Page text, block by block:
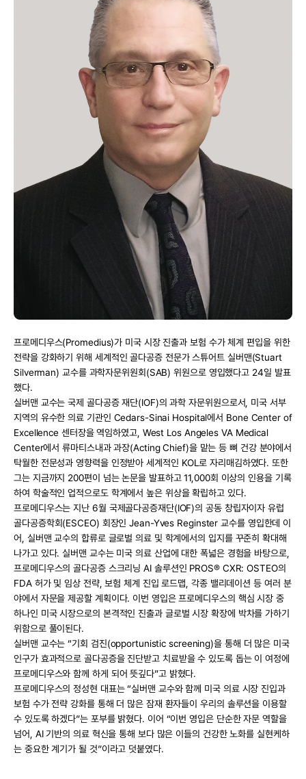
프로메디우스(Promedius)가 미국 시장 진출과 보험 수가 체계 편입을 위한
전략을 강화하기 위해 세계적인 골다공증 전문가 스튜어트 실버맨(Stuart
Silverman) 교수를 과학자문위원회(SAB) 위원으로 영입했다고 24일 발표
했다.
실버맨 교수는 국제 골다공증 재단(IOF)의 과학 자문위원으로서, 미국 서부
지역의 유수한 의료 기관인 Cedars-Sinai Hospital에서 Bone Center of
Excellence 센터장을 역임하였고, West Los Angeles VA Medical
Center에서 류마티스내과 과장(Acting Chief)을 맡는 등 뼈 건강 분야에서
탁월한 전문성과 영향력을 인정받아 세계적인 KOL로 자리매김하였다. 또한
그는 지금까지 200편이 넘는 논문을 발표하고 11,000회 이상의 인용을 기록
하여 학술적인 업적으로도 학계에서 높은 위상을 확립하고 있다.
프로메디우스는 지난 6월 국제골다공증재단(IOF)의 공동 창립자이자 유럽
골다공증학회(ESCEO) 회장인 Jean-Yves Reginster 교수를 영입한데 이
어, 실버맨 교수의 합류로 글로벌 의료 및 학계에서의 입지를 꾸준히 확대해
나가고 있다. 실버맨 교수는 미국 의료 산업에 대한 폭넓은 경험을 바탕으로,
프로메디우스의 골다공증 스크리닝 AI 솔루션인 PROS® CXR: OSTEO의
FDA 허가 및 임상 전략, 보험 체계 진입 로드맵, 각종 밸리데이션 등 여러 분
야에서 자문을 제공할 계획이다. 이번 영입은 프로메디우스의 핵심 시장 중
하나인 미국 시장으로의 본격적인 진출과 글로벌 시장 확장에 박차를 가하기
위함으로 풀이된다.
실버맨 교수는 “기회 검진(opportunistic screening)을 통해 더 많은 미국
인구가 효과적으로 골다공증을 진단받고 치료받을 수 있도록 돕는 이 여정에
프로메디우스와 함께 하게 되어 뜻깊다”고 밝혔다.
프로메디우스의 정성현 대표는 “실버맨 교수와 함께 미국 의료 시장 진입과
보험 수가 전략 강화를 통해 더 많은 잠재 환자들이 우리의 솔루션을 이용할
수 있도록 하겠다”는 포부를 밝혔다. 이어 “이번 영입은 단순한 자문 역할을
넘어, AI 기반의 의료 혁신을 통해 보다 많은 이들의 건강한 노화를 실현케하
는 중요한 계기가 될 것”이라고 덧붙였다.